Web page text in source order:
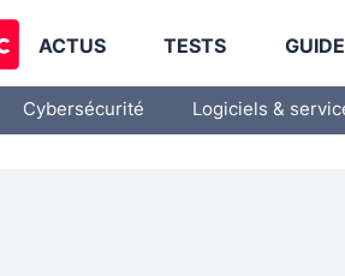
ACTUS TESTS
Cybersécurité Logiciels &